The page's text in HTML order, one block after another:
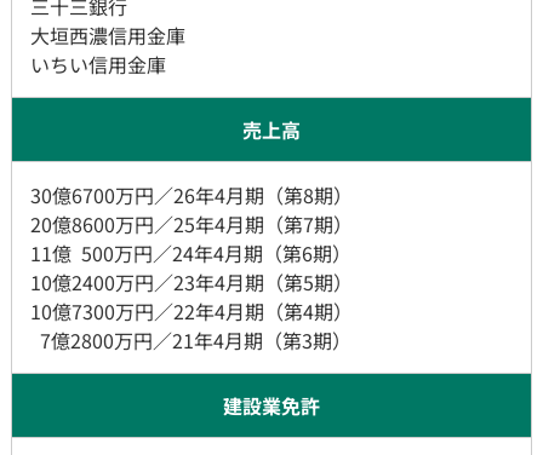
三十三銀行
大垣西濃信用金庫
​​​​​​​いちい信用金庫
​​​​​​​売上高
30億6700万円／26年4月期（第8期）
​​​​​​​20億8600万円／25年4月期（第7期）
​​​​​​​11億 500万円／24年4月期（第6期）
​​​​​​​10億2400万円／23年4月期（第5期）
10億7300万円／22年4月期（第4期）
​​​​​​​ 7億2800万円／21年4月期（第3期）
​​​建設業免許